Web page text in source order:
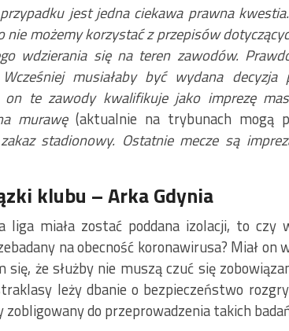
jest jedna ciekawa prawna
nie możemy korzystać z przepisów
wdzierania się na teren zawodów.
musiałaby być wydana
on te zawody kwalifikuje jako imprezę
murawę(aktualnie na trybunach mogą
stadionowy. Ostatnie mecze są
klubu – Arka Gdynia
liga miała zostać poddana izolacji, to czy
na obecność koronawirusa? Miał
się, że służby nie muszą czuć się
leży dbanie o bezpieczeństwo
zobligowany do przeprowadzenia takich